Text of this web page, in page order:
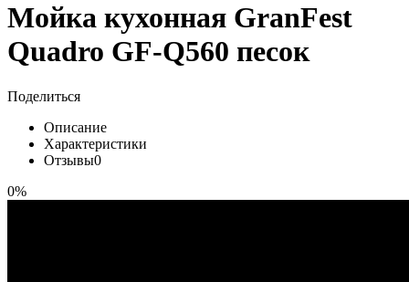
Мойка кухонная GranFest
Quadro GF-Q560 песок
Поделиться
Описание
Характеристики
Отзывы0
0%